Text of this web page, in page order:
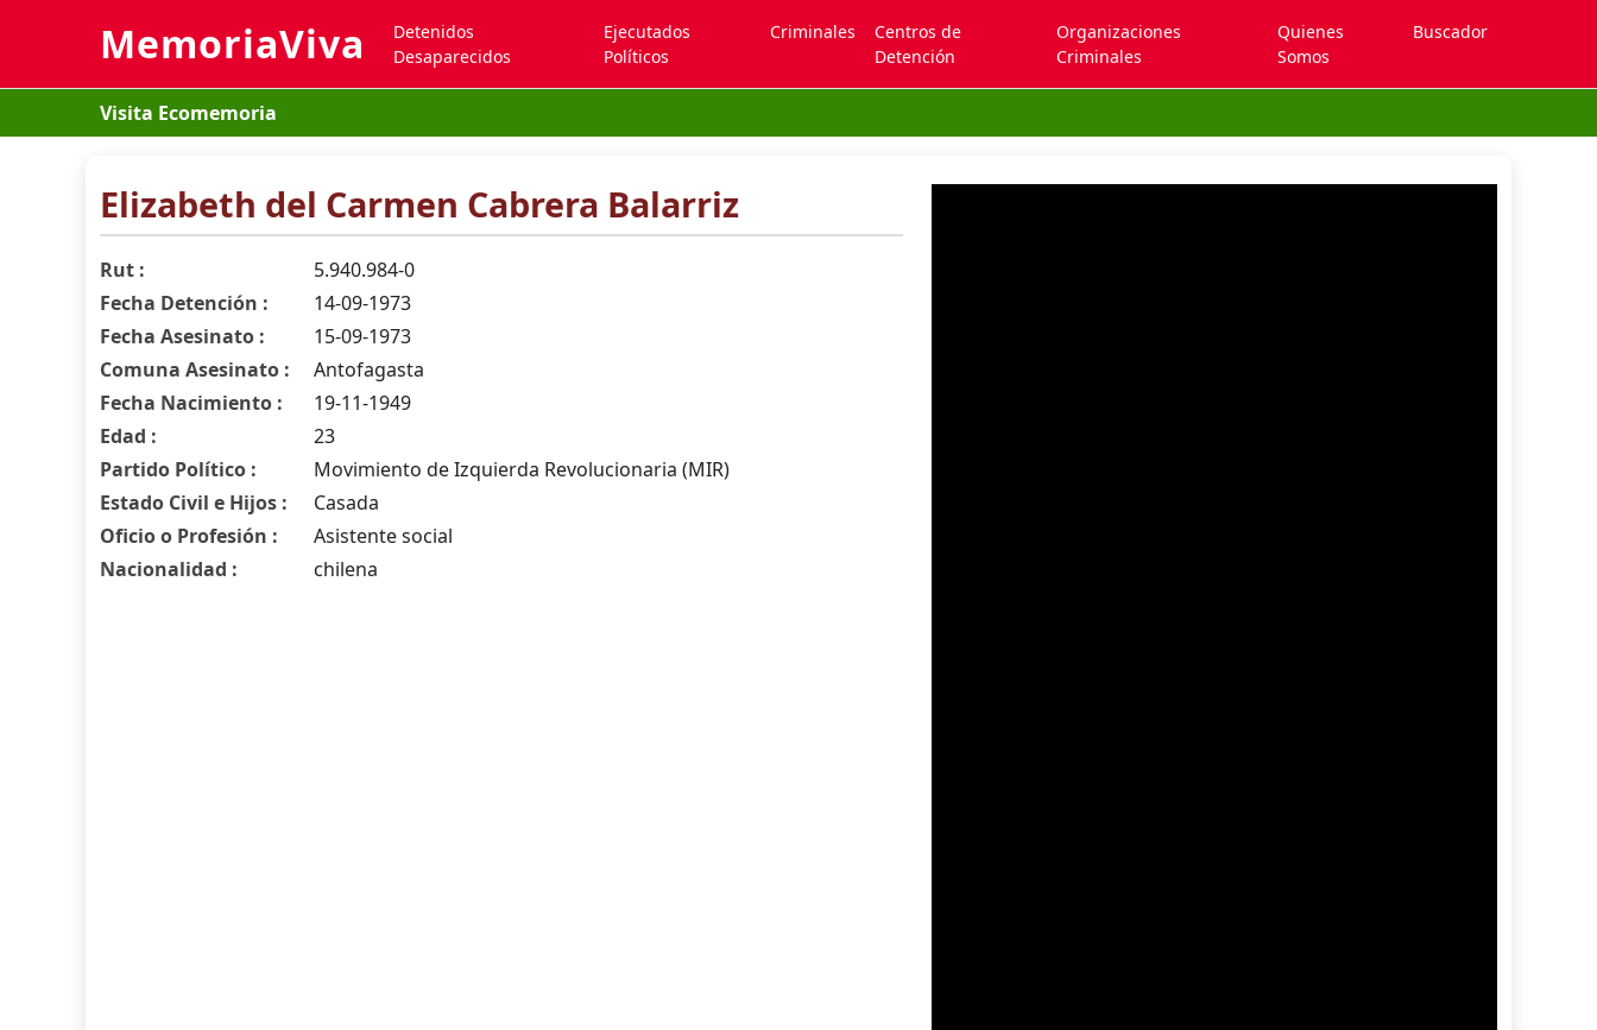
MemoriaViva
Detenidos
Desaparecidos
Ejecutados
Políticos
Criminales
Centros de
Detención
Organizaciones
Criminales
Quienes
Somos
Buscador
Visita Ecomemoria
Elizabeth del Carmen Cabrera Balarriz
Rut :
5.940.984-0
Fecha Detención :
14-09-1973
Fecha Asesinato :
15-09-1973
Comuna Asesinato :
Antofagasta
Fecha Nacimiento :
19-11-1949
Edad :
23
Partido Político :
Movimiento de Izquierda Revolucionaria (MIR)
Estado Civil e Hijos :
Casada
Oficio o Profesión :
Asistente social
Nacionalidad :
chilena